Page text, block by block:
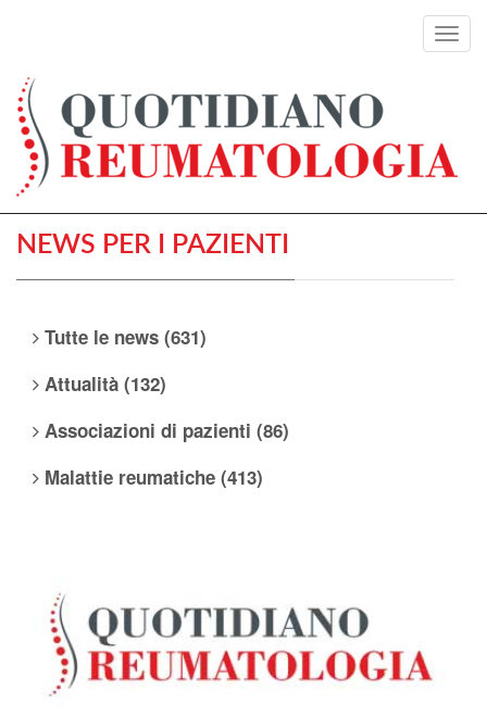
NEWS PER I PAZIENTI
Tutte le news (631)
Attualità (132)
Associazioni di pazienti (86)
Malattie reumatiche (413)